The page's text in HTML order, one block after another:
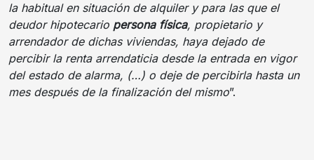
la habitual en situación de alquiler y para las que el
deudor hipotecario persona física, propietario y
arrendador de dichas viviendas, haya dejado de
percibir la renta arrendaticia desde la entrada en vigor
del estado de alarma, (…) o deje de percibirla hasta un
mes después de la finalización del mismo”.